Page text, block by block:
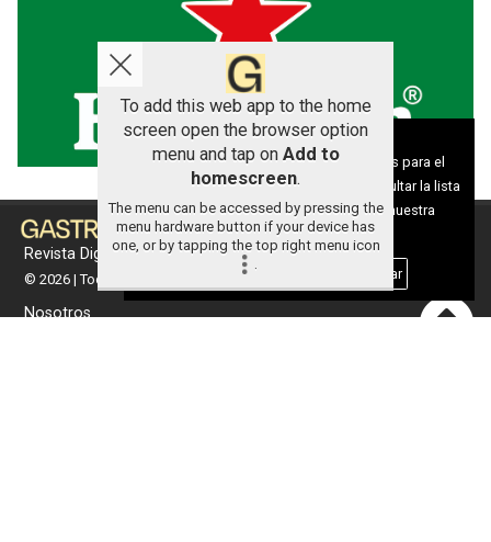
Revista Digital de gastronomía
© 2026 | Todos los derechos reservados
Nosotros
To add this web app to the home
screen open the browser option
menu and tap on Add to
homescreen.
The menu can be accessed by pressing the
menu hardware button if your device has
one, or by tapping the top right menu icon
.
Aviso sobre el Uso de cookies:
Utilizamos cookies nuestras y de terceros para el
funcionamiento del digital. Puedes consultar la lista
de cookies y como desconectarlas. Ver nuestra
Política de Privacidad y Cookies
Aceptar Cookies Personalizar